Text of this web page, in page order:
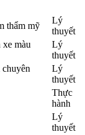
thẩm mỹ
Lý
thuyết
màu
Lý
thuyết
Lý
thuyết
Thực
hành
Lý
thuyết